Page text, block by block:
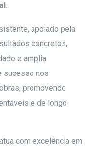
apoiado pela
concretos,
e amplia
sucesso nos
promovendo
e de longo
com excelência em